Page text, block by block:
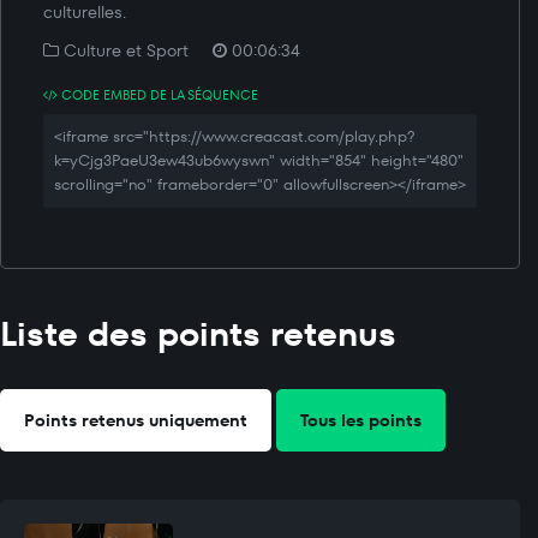
culturelles.
Culture et Sport
00:06:34
CODE EMBED DE LA SÉQUENCE
<iframe src="https://www.creacast.com/play.php?
k=yCjg3PaeU3ew43ub6wyswn" width="854" height="480"
scrolling="no" frameborder="0" allowfullscreen></iframe>
Liste des points retenus
Points retenus uniquement Tous les points